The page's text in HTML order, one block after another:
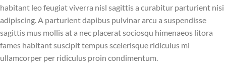
habitant leo feugiat viverra nisl sagittis a curabitur parturient nisi
adipiscing. A parturient dapibus pulvinar arcu a suspendisse
sagittis mus mollis at a nec placerat sociosqu himenaeos litora
fames habitant suscipit tempus scelerisque ridiculus mi
ullamcorper per ridiculus proin condimentum.